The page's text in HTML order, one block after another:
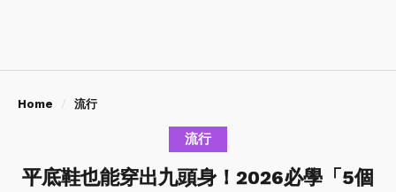
Home 流行
流行
平底鞋也能穿出九頭身！2026必學「5個